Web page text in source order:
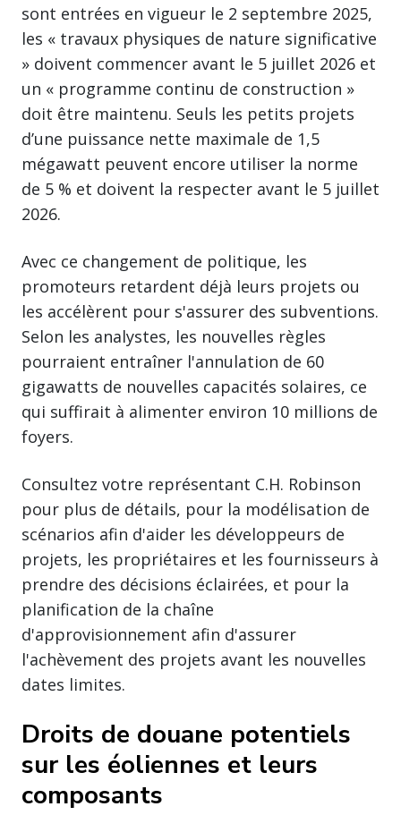
sont entrées en vigueur le 2 septembre 2025,
les « travaux physiques de nature significative
» doivent commencer avant le 5 juillet 2026 et
un « programme continu de construction »
doit être maintenu. Seuls les petits projets
d’une puissance nette maximale de 1,5
mégawatt peuvent encore utiliser la norme
de 5 % et doivent la respecter avant le 5 juillet
2026.
Avec ce changement de politique, les
promoteurs retardent déjà leurs projets ou
les accélèrent pour s'assurer des subventions.
Selon les analystes, les nouvelles règles
pourraient entraîner l'annulation de 60
gigawatts de nouvelles capacités solaires, ce
qui suffirait à alimenter environ 10 millions de
foyers.
Consultez votre représentant C.H. Robinson
pour plus de détails, pour la modélisation de
scénarios afin d'aider les développeurs de
projets, les propriétaires et les fournisseurs à
prendre des décisions éclairées, et pour la
planification de la chaîne
d'approvisionnement afin d'assurer
l'achèvement des projets avant les nouvelles
dates limites.
Droits de douane potentiels
sur les éoliennes et leurs
composants